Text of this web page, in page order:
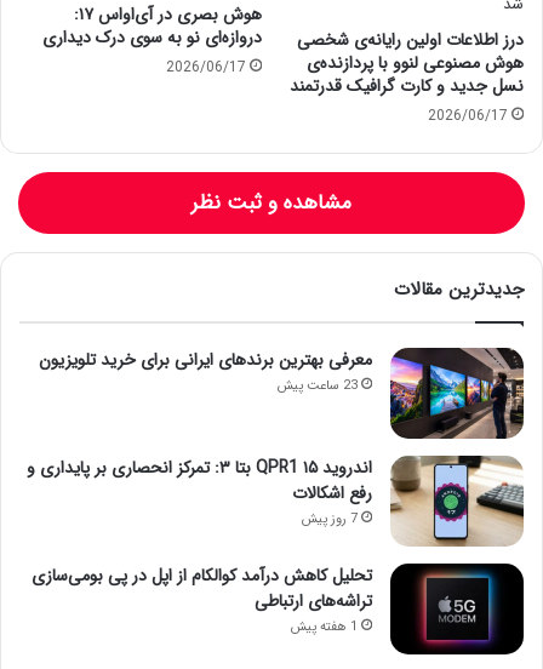
درز اطلاعات اولین رایانه‌ی شخصی
هوش مصنوعی لنوو با پردازنده‌ی
نسل جدید و کارت گرافیک قدرتمند
2026/06/17
هوش بصری در آی‌او‌اس ۱۷:
دروازه‌ای نو به سوی درک دیداری
2026/06/17
مشاهده و ثبت نظر
جدیدترین مقالات
معرفی بهترین برندهای ایرانی برای خرید تلویزیون
23 ساعت پیش
اندروید ۱۵ QPR1 بتا ۳: تمرکز انحصاری بر پایداری و
رفع اشکالات
7 روز پیش
تحلیل کاهش درآمد کوالکام از اپل در پی بومی‌سازی
تراشه‌های ارتباطی
1 هفته پیش